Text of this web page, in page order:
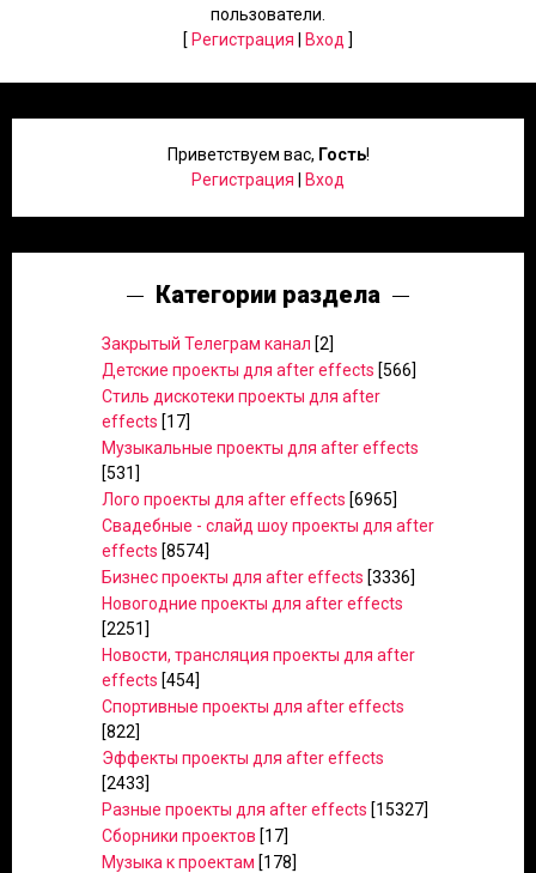
пользователи.
[ Регистрация Вход ]
Приветствуем вас, Гость!
Регистрация
Вход
Категории раздела
Закрытый Телеграм канал [2]
Детские проекты для after effects [566]
Стиль дискотеки проекты для after
effects [17]
Музыкальные проекты для after effects
[531]
Лого проекты для after effects [6965]
Свадебные - слайд шоу проекты для after
effects [8574]
Бизнес проекты для after effects [3336]
Новогодние проекты для after effects
[2251]
Новости, трансляция проекты для after
effects [454]
Спортивные проекты для after effects
[822]
Эффекты проекты для after effects
[2433]
Разные проекты для after effects [15327]
Сборники проектов [17]
Музыка к проектам [178]